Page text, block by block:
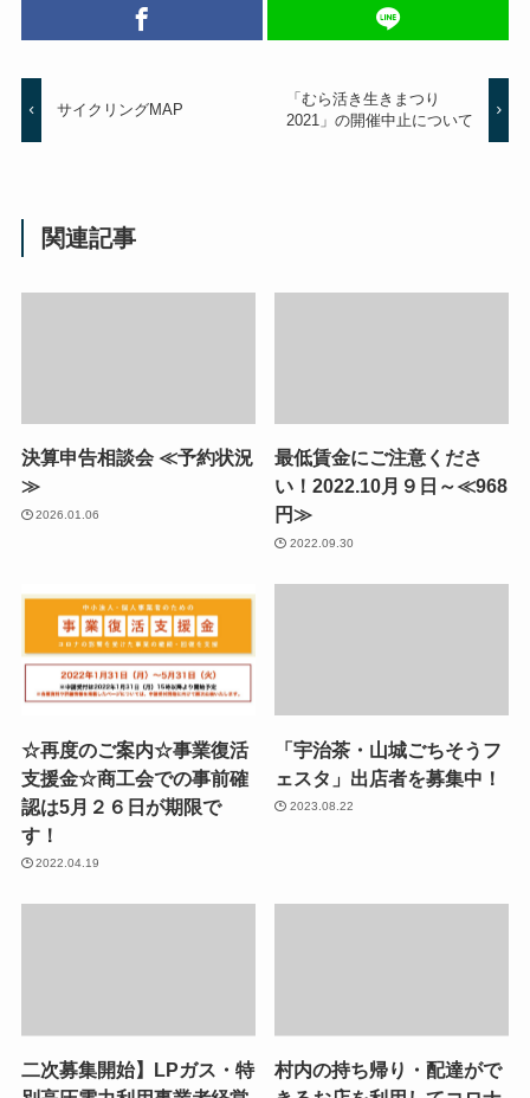
サイクリングMAP
「むら活き生きまつり
2021」の開催中止について
関連記事
決算申告相談会 ≪予約状況
≫
2026.01.06
最低賃金にご注意くださ
い！2022.10月９日～≪968
円≫
2022.09.30
☆再度のご案内☆事業復活
支援金☆商工会での事前確
認は5月２６日が期限で
す！
2022.04.19
「宇治茶・山城ごちそうフ
ェスタ」出店者を募集中！
2023.08.22
二次募集開始】LPガス・特
村内の持ち帰り・配達がで